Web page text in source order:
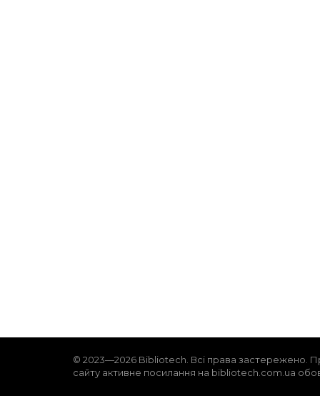
© 2023—2026 Bibliotech. Всі права застережено.
сайту активне посилання на bibliotech.com.ua